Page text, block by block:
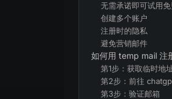
无需承诺即可试用
创建多个账户
注册时的隐私
避免营销邮件
如何用 temp mail 注
第1步：获取临时地
第2步：前往
第3步：验证邮箱